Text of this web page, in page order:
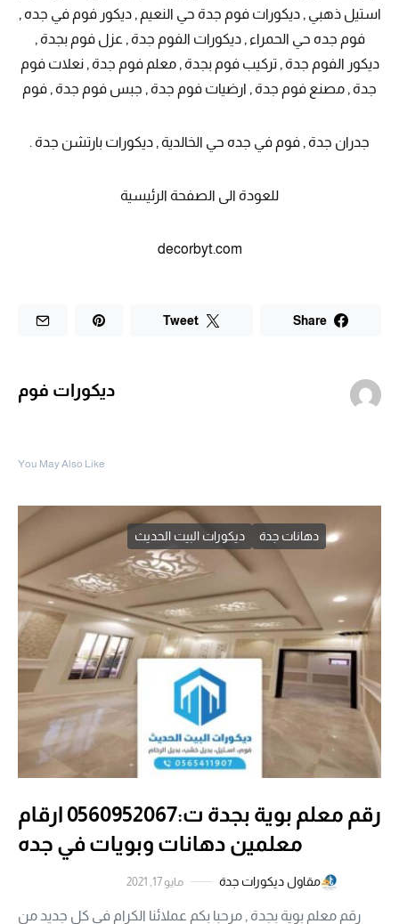
استيل ذهبي , ديكورات فوم جدة حي النعيم , ديكور فوم في جده ,
فوم جده حي الحمراء , ديكورات الفوم جدة , عزل فوم بجدة ,
ديكور الفوم جدة , تركيب فوم بجدة , معلم فوم جدة , نعلات فوم
جدة , مصنع فوم جدة , ارضيات فوم جدة , جبس فوم جدة , فوم
جدران جدة , فوم في جده حي الخالدية , ديكورات بارتشن جدة .
للعودة الى الصفحة الرئيسية
decorbyt.com
Share
Tweet
ديكورات فوم
You May Also Like
دهانات جدة ديكورات البيت الحديث
رقم معلم بوية بجدة ت:0560952067 ارقام
معلمين دهانات وبويات في جده
مقاول ديكورات جدة مايو 17, 2021
رقم معلم بوية بجدة , مرحبا بكم عملائنا الكرام في كل جديد من